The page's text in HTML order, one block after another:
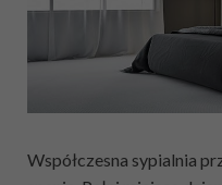
Współczesna sypialnia